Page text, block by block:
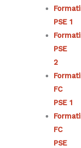
PSE 1
PSE
2
FC
PSE 1
FC
PSE